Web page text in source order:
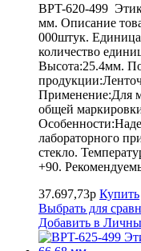
BPT-620-499
мм. Описание
000штук.
количество
Высота:25.4мм.
Применение:Для
общей
лабораторного
стекло.
+90.
37.697,73р Купить
Выбрать для
Добавить в